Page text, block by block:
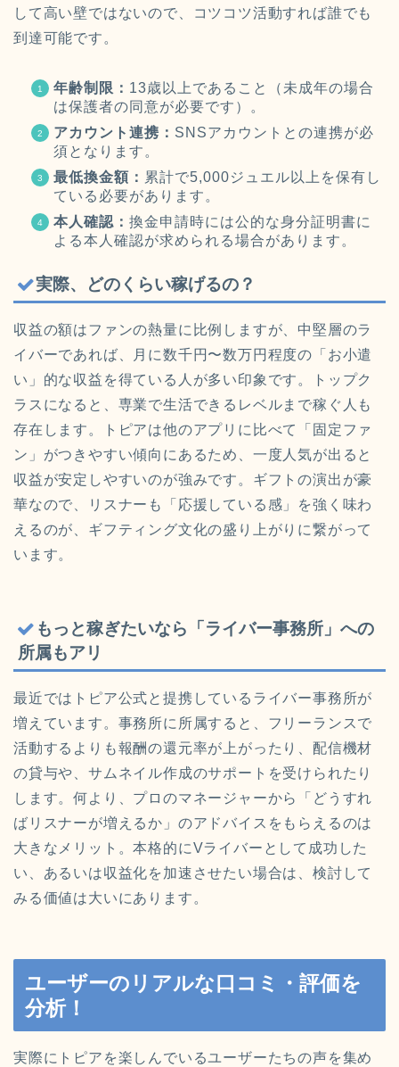
して高い壁ではないので、コツコツ活動すれば誰でも
到達可能です。
年齢制限： 13歳以上であること（未成年の場合
は保護者の同意が必要です）。
アカウント連携： SNSアカウントとの連携が必
須となります。
最低換金額： 累計で5,000ジュエル以上を保有し
ている必要があります。
本人確認： 換金申請時には公的な身分証明書に
よる本人確認が求められる場合があります。
実際、どのくらい稼げるの？
収益の額はファンの熱量に比例しますが、中堅層のラ
イバーであれば、月に数千円〜数万円程度の「お小遣
い」的な収益を得ている人が多い印象です。トップク
ラスになると、専業で生活できるレベルまで稼ぐ人も
存在します。トピアは他のアプリに比べて「固定ファ
ン」がつきやすい傾向にあるため、一度人気が出ると
収益が安定しやすいのが強みです。ギフトの演出が豪
華なので、リスナーも「応援している感」を強く味わ
えるのが、ギフティング文化の盛り上がりに繋がって
います。
もっと稼ぎたいなら「ライバー事務所」への
所属もアリ
最近ではトピア公式と提携しているライバー事務所が
増えています。事務所に所属すると、フリーランスで
活動するよりも報酬の還元率が上がったり、配信機材
の貸与や、サムネイル作成のサポートを受けられたり
します。何より、プロのマネージャーから「どうすれ
ばリスナーが増えるか」のアドバイスをもらえるのは
大きなメリット。本格的にVライバーとして成功した
い、あるいは収益化を加速させたい場合は、検討して
みる価値は大いにあります。
ユーザーのリアルな口コミ・評価を
分析！
実際にトピアを楽しんでいるユーザーたちの声を集め